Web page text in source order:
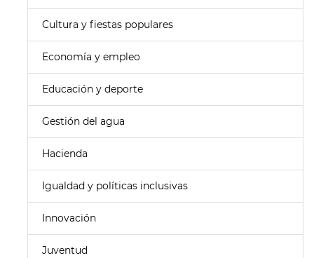
Cultura y fiestas populares
Economía y empleo
Educación y deporte
Gestión del agua
Hacienda
Igualdad y políticas inclusivas
Innovación
Juventud